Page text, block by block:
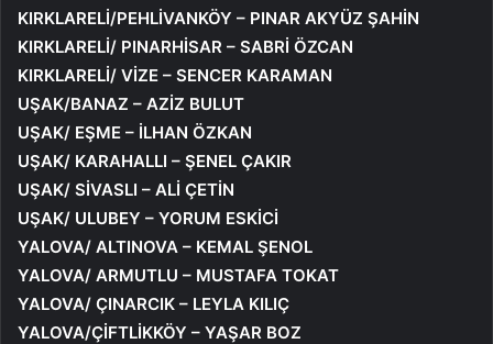
KIRKLARELİ/PEHLİVANKÖY – PINAR AKYÜZ ŞAHİN
KIRKLARELİ/ PINARHİSAR – SABRİ ÖZCAN
KIRKLARELİ/ VİZE – SENCER KARAMAN
UŞAK/BANAZ – AZİZ BULUT
UŞAK/ EŞME – İLHAN ÖZKAN
UŞAK/ KARAHALLI – ŞENEL ÇAKIR
UŞAK/ SİVASLI – ALİ ÇETİN
UŞAK/ ULUBEY – YORUM ESKİCİ
YALOVA/ ALTINOVA – KEMAL ŞENOL
YALOVA/ ARMUTLU – MUSTAFA TOKAT
YALOVA/ ÇINARCIK – LEYLA KILIÇ
YALOVA/ÇİFTLİKKÖY – YAŞAR BOZ